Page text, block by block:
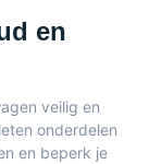
en
veilig en
onderdelen
en beperk je